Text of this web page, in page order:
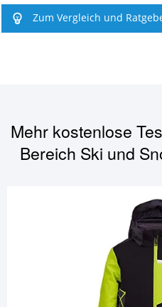
Zum Vergleich und
Mehr kostenlose
Bereich Ski und